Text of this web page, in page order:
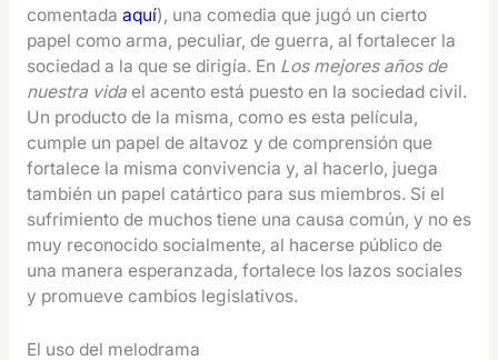
comentada aquí), una comedia que jugó un cierto
papel como arma, peculiar, de guerra, al fortalecer la
sociedad a la que se dirigía. En Los mejores años de
nuestra vidael acento está puesto en la sociedad civil.
Un producto de la misma, como es esta película,
cumple un papel de altavoz y de comprensión que
fortalece la misma convivencia y, al hacerlo, juega
también un papel catártico para sus miembros. Si el
sufrimiento de muchos tiene una causa común, y no es
muy reconocido socialmente, al hacerse público de
una manera esperanzada, fortalece los lazos sociales
y promueve cambios legislativos.
El uso del melodrama